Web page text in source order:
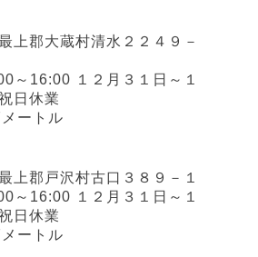
上郡大蔵村清水２２４９－
～16:00 １２月３１日～１
日休業
ートル
上郡戸沢村古口３８９－１
～16:00 １２月３１日～１
日休業
ートル